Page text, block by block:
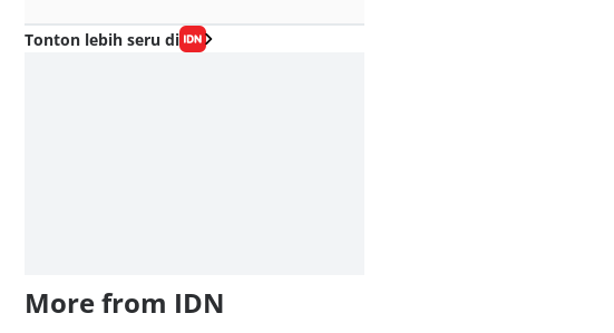
Tonton lebih seru di
More from IDN